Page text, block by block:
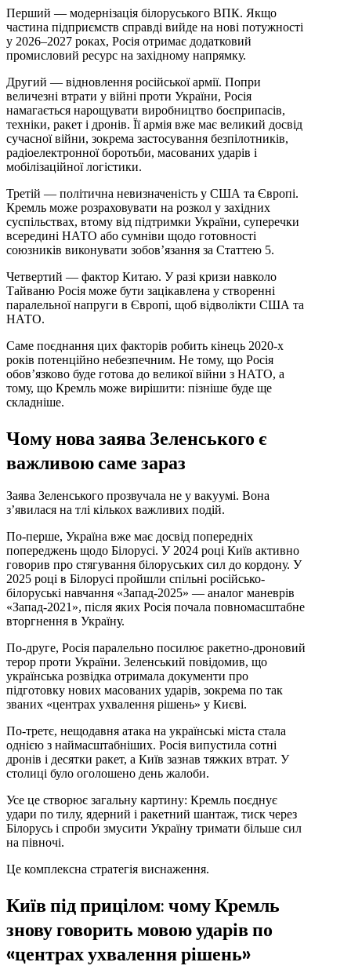
Перший — модернізація білоруського ВПК. Якщо
частина підприємств справді вийде на нові потужності
у 2026–2027 роках, Росія отримає додатковий
промисловий ресурс на західному напрямку.
Другий — відновлення російської армії. Попри
величезні втрати у війні проти України, Росія
намагається нарощувати виробництво боєприпасів,
техніки, ракет і дронів. Її армія вже має великий досвід
сучасної війни, зокрема застосування безпілотників,
радіоелектронної боротьби, масованих ударів і
мобілізаційної логістики.
Третій — політична невизначеність у США та Європі.
Кремль може розраховувати на розкол у західних
суспільствах, втому від підтримки України, суперечки
всередині НАТО або сумніви щодо готовності
союзників виконувати зобов’язання за Статтею 5.
Четвертий — фактор Китаю. У разі кризи навколо
Тайваню Росія може бути зацікавлена у створенні
паралельної напруги в Європі, щоб відволікти США та
НАТО.
Саме поєднання цих факторів робить кінець 2020-х
років потенційно небезпечним. Не тому, що Росія
обов’язково буде готова до великої війни з НАТО, а
тому, що Кремль може вирішити: пізніше буде ще
складніше.
Чому нова заява Зеленського є
важливою саме зараз
Заява Зеленського прозвучала не у вакуумі. Вона
з’явилася на тлі кількох важливих подій.
По-перше, Україна вже має досвід попередніх
попереджень щодо Білорусі. У 2024 році Київ активно
говорив про стягування білоруських сил до кордону. У
2025 році в Білорусі пройшли спільні російсько-
білоруські навчання «Запад-2025» — аналог маневрів
«Запад-2021», після яких Росія почала повномасштабне
вторгнення в Україну.
По-друге, Росія паралельно посилює ракетно-дроновий
терор проти України. Зеленський повідомив, що
українська розвідка отримала документи про
підготовку нових масованих ударів, зокрема по так
званих «центрах ухвалення рішень» у Києві.
По-третє, нещодавня атака на українські міста стала
однією з наймасштабніших. Росія випустила сотні
дронів і десятки ракет, а Київ зазнав тяжких втрат. У
столиці було оголошено день жалоби.
Усе це створює загальну картину: Кремль поєднує
удари по тилу, ядерний і ракетний шантаж, тиск через
Білорусь і спроби змусити Україну тримати більше сил
на півночі.
Це комплексна стратегія виснаження.
Київ під прицілом: чому Кремль
знову говорить мовою ударів по
«центрах ухвалення рішень»